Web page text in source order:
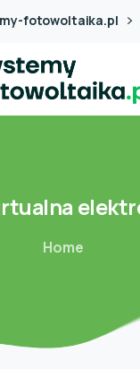
fotowoltaika.pl
Home